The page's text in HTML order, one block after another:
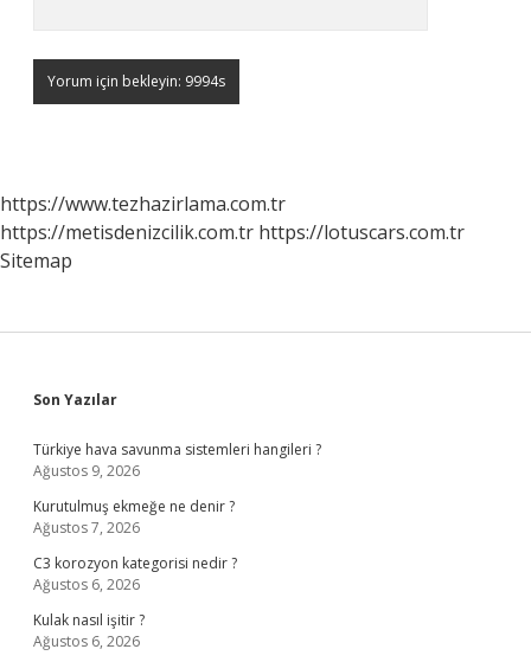
https://www.tezhazirlama.com.tr
https://metisdenizcilik.com.tr https://lotuscars.com.tr
Sitemap
Sidebar
Son Yazılar
Türkiye hava savunma sistemleri hangileri ?
Ağustos 9, 2026
Kurutulmuş ekmeğe ne denir ?
Ağustos 7, 2026
C3 korozyon kategorisi nedir ?
Ağustos 6, 2026
Kulak nasıl işitir ?
Ağustos 6, 2026